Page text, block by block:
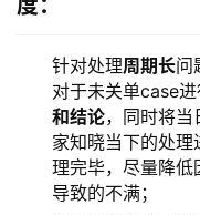
度：
针对处理周期长问
对于未关单case
和结论，同时将
家知晓当下的处
理完毕，尽量降
导致的不满；